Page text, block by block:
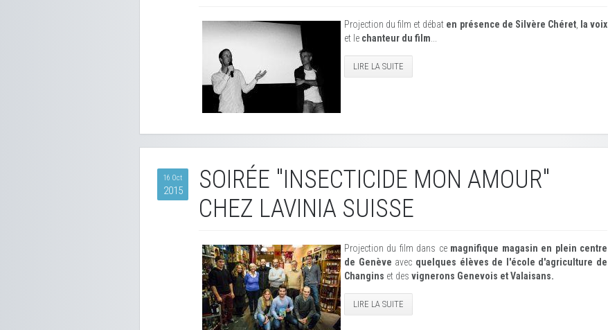
Projection du film et débat en présence de Silvère Chéret,
la voix
et le chanteur du film
LIRE LA SUITE
16 Oct
2015
SOIRÉE "INSECTICIDE MON AMOUR"
CHEZ LAVINIA SUISSE
Projection du film dans ce magnifique magasin en plein centre
de Genève avec quelques élèves de l'école d'agriculture de
Changins et des vignerons Genevois et Valaisans.
LIRE LA SUITE